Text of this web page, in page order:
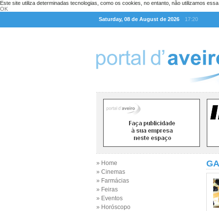
Este site utiliza determinadas tecnologias, como os cookies, no entanto, não utilizamos
OK
Saturday, 08 de August de 2026
17:20
» Home
» Cinemas
» Farmácias
» Feiras
» Eventos
» Horóscopo